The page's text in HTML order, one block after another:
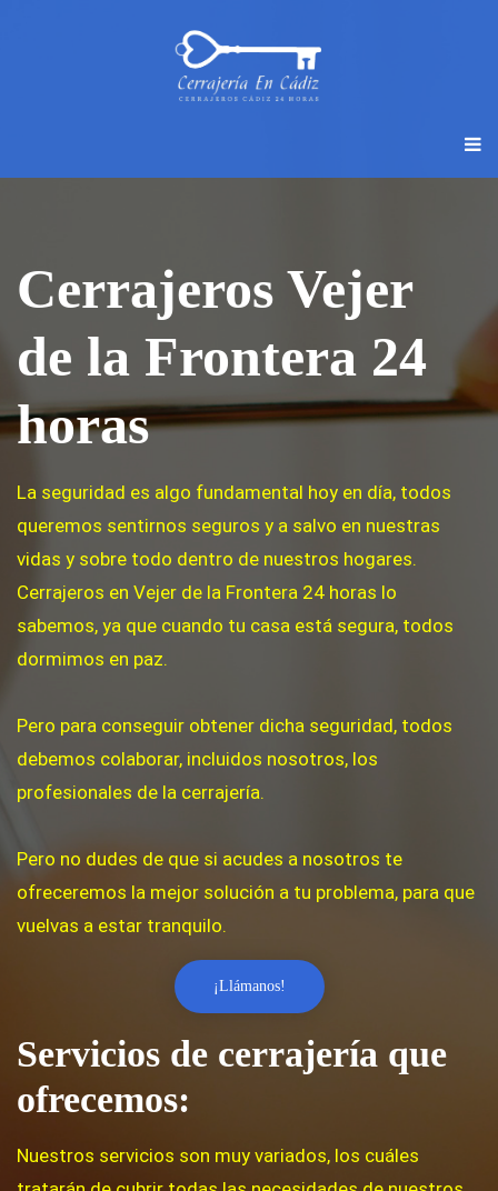
Cerrajeros Vejer
de la Frontera 24
horas
La seguridad es algo fundamental hoy en día, todos
queremos sentirnos seguros y a salvo en nuestras
vidas y sobre todo dentro de nuestros hogares.
Cerrajeros en Vejer de la Frontera 24 horas lo
sabemos, ya que cuando tu casa está segura, todos
dormimos en paz.
Pero para conseguir obtener dicha seguridad, todos
debemos colaborar, incluidos nosotros, los
profesionales de la cerrajería.
Pero no dudes de que si acudes a nosotros te
ofreceremos la mejor solución a tu problema, para que
vuelvas a estar tranquilo.
¡Llámanos!
Servicios de cerrajería que
ofrecemos:
Nuestros servicios son muy variados, los cuáles